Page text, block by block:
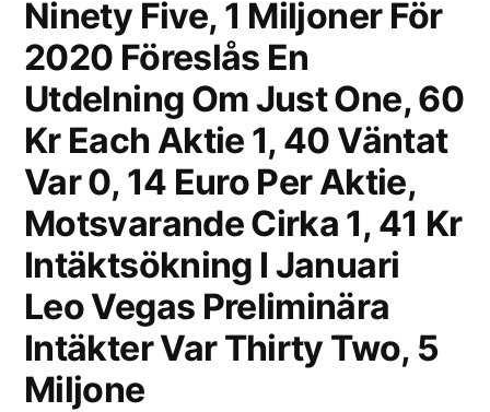
Ninety Five, 1 Miljoner För
2020 Föreslås En
Utdelning Om Just One, 60
Kr Each Aktie 1, 40 Väntat
Var 0, 14 Euro Per Aktie,
Motsvarande Cirka 1, 41 Kr
Intäktsökning I Januari
Leo Vegas Preliminära
Intäkter Var Thirty Two, 5
Miljone